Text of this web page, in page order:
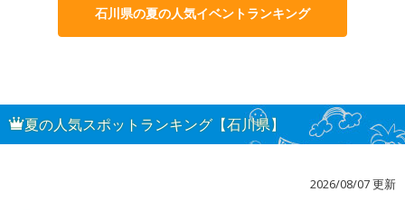
石川県の夏の人気イベントランキング
夏の人気スポットランキング【石川県】
2026/08/07 更新